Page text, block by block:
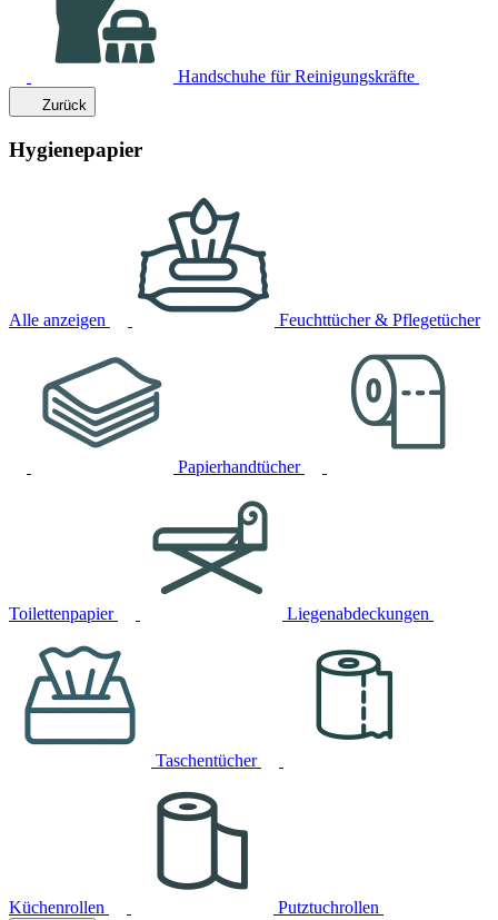
Handschuhe für Reinigungskräfte
Zurück
Hygienepapier
Alle anzeigen Feuchttücher & Pflegetücher
Papierhandtücher
Toilettenpapier Liegenabdeckungen
Taschentücher
Küchenrollen Putztuchrollen